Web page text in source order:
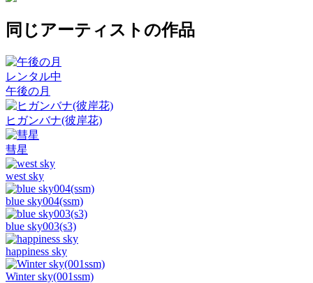
同じアーティストの作品
レンタル中
午後の月
ヒガンバナ(彼岸花)
彗星
west sky
blue sky004(ssm)
blue sky003(s3)
happiness sky
Winter sky(001ssm)